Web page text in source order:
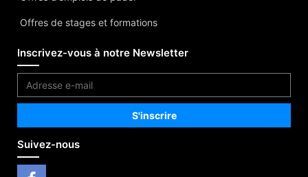
Offres de stages et formations
Inscrivez-vous à notre Newsletter
Suivez-nous